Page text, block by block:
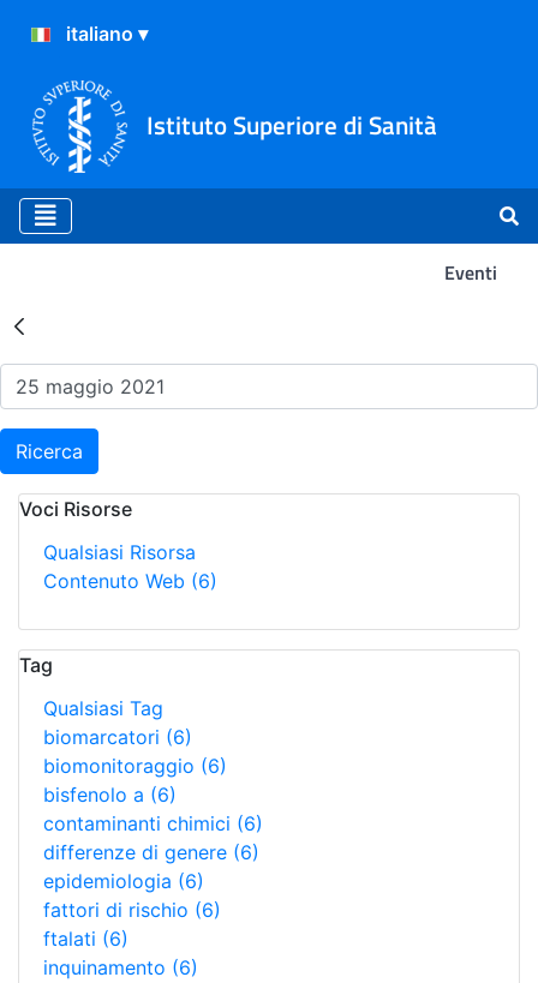
Istituto Superiore di Sanità
Eventi
Risultati della Ricerca -
Ricerca
Voci Risorse
Qualsiasi Risorsa
Contenuto Web (6)
Tag
Qualsiasi Tag
biomarcatori (6)
biomonitoraggio (6)
bisfenolo a (6)
contaminanti chimici (6)
differenze di genere (6)
epidemiologia (6)
fattori di rischio (6)
ftalati (6)
inquinamento (6)